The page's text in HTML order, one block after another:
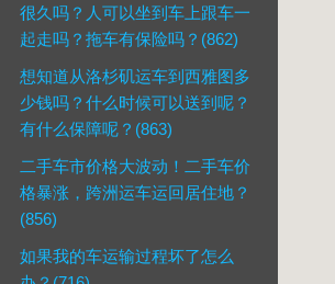
很久吗？人可以坐到车上跟车一
起走吗？拖车有保险吗？(862)
想知道从洛杉矶运车到西雅图多
少钱吗？什么时候可以送到呢？
有什么保障呢？(863)
二手车市价格大波动！二手车价
格暴涨，跨洲运车运回居住地？
(856)
如果我的车运输过程坏了怎么